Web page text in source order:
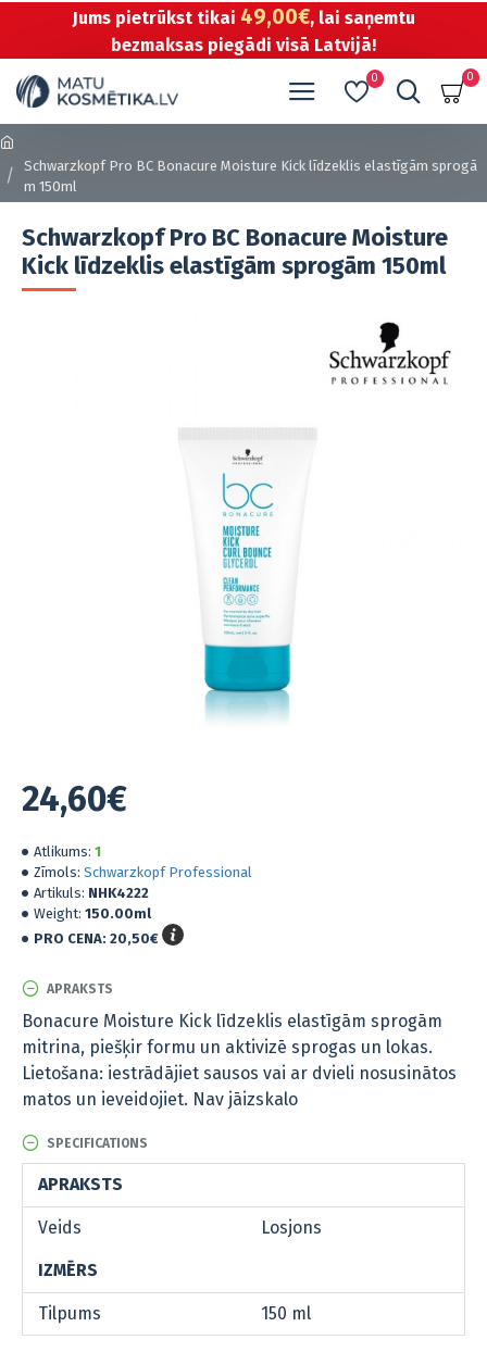
Jums pietrūkst tikai 49,00€, lai saņemtu
bezmaksas piegādi visā Latvijā!
0 0
Schwarzkopf Pro BC Bonacure Moisture Kick līdzeklis elastīgām sprogā
m 150ml
Schwarzkopf Pro BC Bonacure Moisture
Kick līdzeklis elastīgām sprogām 150ml
Atlikums: 1
Zīmols: Schwarzkopf Professional
Artikuls: NHK4222
Weight: 150.00ml
PRO CENA: 20,50€
24,60€
APRAKSTS
Bonacure Moisture Kick līdzeklis elastīgām sprogām
mitrina, piešķir formu un aktivizē sprogas un lokas.
Lietošana: iestrādājiet sausos vai ar dvieli nosusinātos
matos un ieveidojiet. Nav jāizskalo
SPECIFICATIONS
APRAKSTS
Veids Losjons
IZMĒRS
Tilpums 150 ml